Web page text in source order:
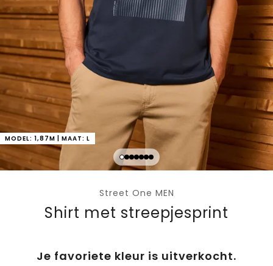
MODEL: 1,87M | MAAT: L
Street One MEN
Shirt met streepjesprint
Je favoriete kleur is uitverkocht.